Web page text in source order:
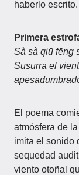
haberlo escrito.
Primera
Sà sà qiū fēng
Susurra el
El poema
atmósfera de
imita el sonido
sequedad
viento otoñal